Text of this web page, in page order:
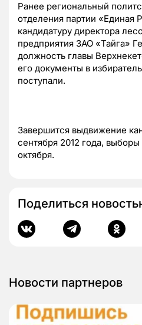
Ранее региональный
отделения партии «Единая
кандидатуру директора
предприятия ЗАО «Тайга»
должность главы
его документы в
поступали.
Завершится выдвижение
сентября 2012 года,
октября.
Поделиться
Новости партнеров